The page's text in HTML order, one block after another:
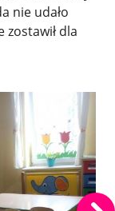
nie udało
zostawił dla